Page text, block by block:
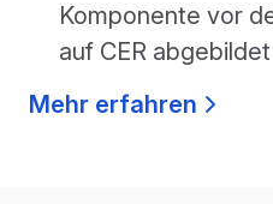
Komponente vor
auf CER
Mehr erfahren